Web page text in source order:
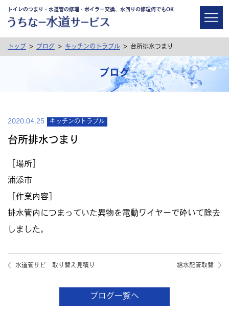
トイレのつまり・水道管の修理・ボイラー交換、水回りの修理何でもOK
トップ > ブログ > キッチンのトラブル > 台所排水つまり
ブログ
2020.04.25 キッチンのトラブル
台所排水つまり
［場所］
浦添市
［作業内容］
排水管内につまっていた異物を電動ワイヤーで砕いて除去
しました。
水道管サビ 取り替え見積り 給水配管取替
ブログ一覧へ